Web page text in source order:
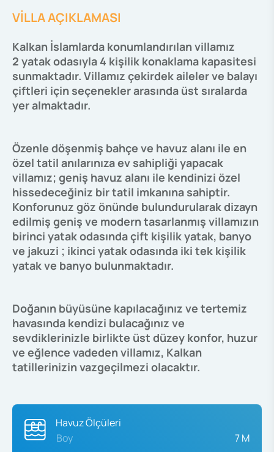
VİLLA AÇIKLAMASI
Kalkan İslamlarda konumlandırılan villamız
2 yatak odasıyla 4 kişilik konaklama kapasitesi
sunmaktadır. Villamız çekirdek aileler ve balayı
çiftleri için seçenekler arasında üst sıralarda
yer almaktadır.
Özenle döşenmiş bahçe ve havuz alanı ile en
özel tatil anılarınıza ev sahipliği yapacak
villamız; geniş havuz alanı ile kendinizi özel
hissedeceğiniz bir tatil imkanına sahiptir.
Konforunuz göz önünde bulundurularak dizayn
edilmiş geniş ve modern tasarlanmış villamızın
birinci yatak odasında çift kişilik yatak, banyo
ve jakuzi ; ikinci yatak odasında iki tek kişilik
yatak ve banyo bulunmaktadır.
Doğanın büyüsüne kapılacağınız ve tertemiz
havasında kendizi bulacağınız ve
sevdiklerinizle birlikte üst düzey konfor, huzur
ve eğlence vadeden villamız, Kalkan
tatillerinizin vazgeçilmezi olacaktır.
Havuz Ölçüleri
Boy
7 M